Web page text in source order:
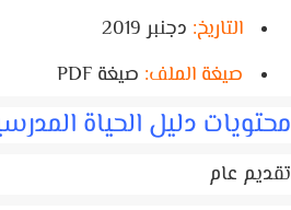
التاريخ:دجنبر 2019
صيغة الملف:صيغة PDF
دليل الحياة المدرسية
عام